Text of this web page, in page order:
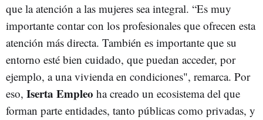
que la atención a las mujeres sea integral. “Es muy
importante contar con los profesionales que ofrecen esta
atención más directa. También es importante que su
entorno esté bien cuidado, que puedan acceder, por
ejemplo, a una vivienda en condiciones", remarca. Por
eso, Iserta Empleo ha creado un ecosistema del que
forman parte entidades, tanto públicas como privadas, y